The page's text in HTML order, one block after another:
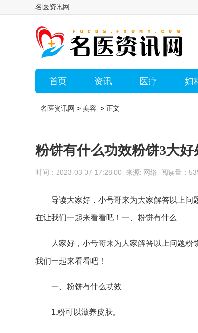
名医资讯网
首页 资讯 医疗 妇
名医资讯网 > 美容 > 正文
粉饼有什么功效粉饼3大好
时间：2023-03-07 17:28:00 来源: 网络 阅读量：
导读大家好，小号哥来为大家解答以上问
在让我们一起来看看吧！一、粉饼有什么
大家好，小号哥来为大家解答以上问题粉
我们一起来看看吧！
一、粉饼有什么功效
1.粉可以滋养皮肤。